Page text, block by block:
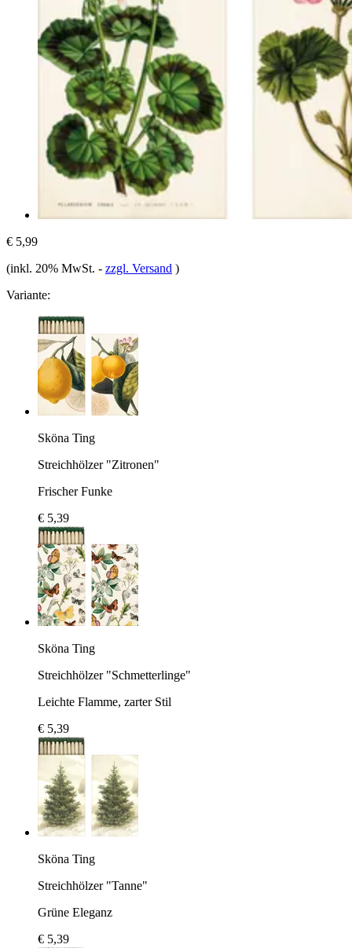
€ 5,99
(inkl. 20% MwSt. - zzgl. Versand )
Variante:
Sköna Ting
Streichhölzer "Zitronen"
Frischer Funke
€ 5,39
Sköna Ting
Streichhölzer "Schmetterlinge"
Leichte Flamme, zarter Stil
€ 5,39
Sköna Ting
Streichhölzer "Tanne"
Grüne Eleganz
€ 5,39